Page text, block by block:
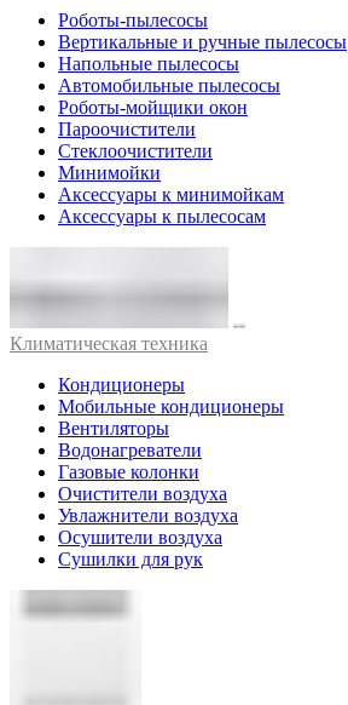
Роботы-пылесосы
Вертикальные и ручные пылесосы
Напольные пылесосы
Автомобильные пылесосы
Роботы-мойщики окон
Пароочистители
Стеклоочистители
Минимойки
Аксессуары к минимойкам
Аксессуары к пылесосам
Климатическая техника
Кондиционеры
Мобильные кондиционеры
Вентиляторы
Водонагреватели
Газовые колонки
Очистители воздуха
Увлажнители воздуха
Осушители воздуха
Сушилки для рук